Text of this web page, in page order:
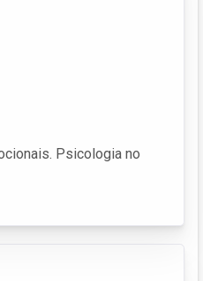
Psicologia no